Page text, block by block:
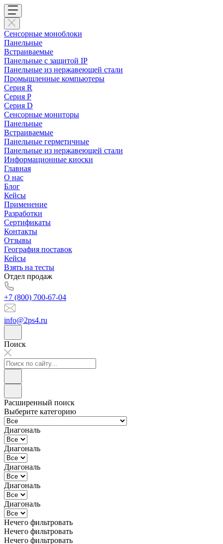
Сенсорные моноблоки
Панельные
Встраиваемые
Панельные с защитой IP
Панельные из нержавеющей стали
Промышленные компьютеры
Cерия R
Серия P
Серия D
Сенсорные мониторы
Панельные
Встраиваемые
Панельные герметичные
Панельные из нержавеющей стали
Информационные киоски
Главная
О нас
Блог
Кейсы
Применение
Разработки
Сертификаты
Контакты
Отзывы
География поставок
Кейсы
Взять на тесты
Отдел продаж
+7 (800) 700-67-04
info@2ps4.ru
Поиск
Расширенный поиск
Выберите категорию
Диагональ
Диагональ
Диагональ
Диагональ
Диагональ
Нечего фильтровать
Нечего фильтровать
Нечего фильтровать